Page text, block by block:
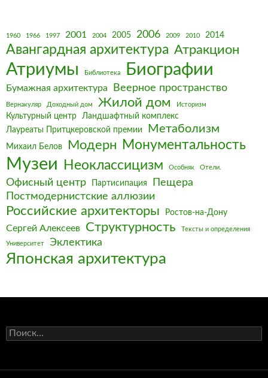
1960 1966 1997 2001 2004 2005 2006 2009 2010 2014
Авангардная архитектура Атракцион
Атриумы Библиотека Биографии
Бумажная архитектура Веерное пространство
Вернакуляр Доходный дом Жилой дом Историзм
Культурный центр
Ландшафтный комплекс
Лауреаты Притцкеровской премии
Метаболизм
Михаил Белов Модерн Монументальность
Музеи Неоклассицизм Особняк Отели.
Офисный центр Партисипация
Пещера
Постмодернистские аллюзии
Российские архитекторы Ростов-на-Дону
Сергей Алексеев Структурность Тексты и определения
Университет Эклектика
Японская архитектура
Найти: